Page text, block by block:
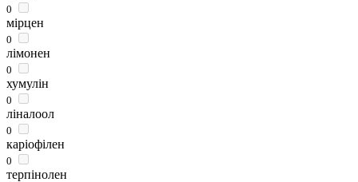
0
мірцен
0
лімонен
0
хумулін
0
ліналоол
0
каріофілен
0
терпінолен